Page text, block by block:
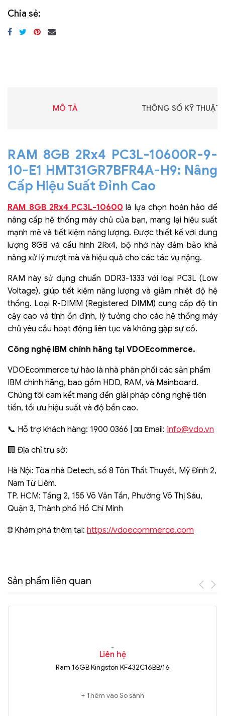
Chia sẻ:
MÔ TẢ THÔNG SỐ KỸ THUẬT
RAM 8GB 2Rx4 PC3L-10600R-9-
10-E1 HMT31GR7BFR4A-H9: Nâng
Cấp Hiệu Suất Đỉnh Cao
RAM 8GB 2Rx4 PC3L-10600 là lựa chọn hoàn hảo để
nâng cấp hệ thống máy chủ của bạn, mang lại hiệu suất
mạnh mẽ và tiết kiệm năng lượng. Được thiết kế với dung
lượng 8GB và cấu hình 2Rx4, bộ nhớ này đảm bảo khả
năng xử lý mượt mà và hiệu quả cho các tác vụ nặng.
RAM này sử dụng chuẩn DDR3-1333 với loại PC3L (Low
Voltage), giúp tiết kiệm năng lượng và giảm nhiệt độ hệ
thống. Loại R-DIMM (Registered DIMM) cung cấp độ tin
cậy cao và tính ổn định, lý tưởng cho các hệ thống máy
chủ yêu cầu hoạt động liên tục và không gặp sự cố.
Công nghệ IBM chính hãng tại VDOEcommerce.
VDOEcommerce tự hào là nhà phân phối các sản phẩm
IBM chính hãng, bao gồm HDD, RAM, và Mainboard.
Chúng tôi cam kết mang đến giải pháp công nghệ tiên
tiến, tối ưu hiệu suất và độ bền cao.
📞 Hỗ trợ khách hàng: 1900 0366 | 📧 Email: info@vdo.vn
🏢 Địa chỉ trụ sở:
Hà Nội: Tòa nhà Detech, số 8 Tôn Thất Thuyết, Mỹ Đình 2,
Nam Từ Liêm.
TP. HCM: Tầng 2, 155 Võ Văn Tần, Phường Võ Thị Sáu,
Quận 3, Thành phố Hồ Chí Minh
🌐 Khám phá thêm tại: https://vdoecommerce.com
Sản phẩm liên quan
Liên hệ
Ram 16GB Kingston KF432C16BB/16
Thêm vào So sánh